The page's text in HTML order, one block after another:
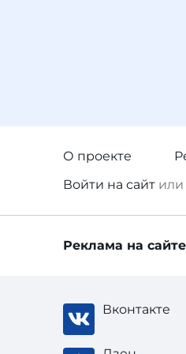
О проекте
Войти на сайт или
Реклама на сайте
Вконтакте